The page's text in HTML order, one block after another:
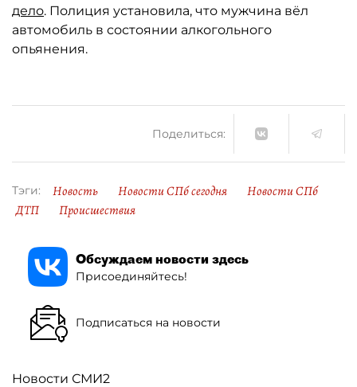
дело. Полиция установила, что мужчина вёл
автомобиль в состоянии алкогольного
опьянения.
Поделиться:
Тэги: Новость Новости СПб сегодня
Новости СПб
ДТП
Происшествия
Обсуждаем новости здесь
Присоединяйтесь!
Подписаться на новости
Новости СМИ2